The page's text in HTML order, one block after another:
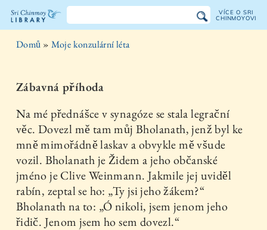
Knihovna
Chinmoye
VÍCE O SRI
CHINMOYOVI
Domů » Moje konzulární léta
Zábavná příhoda
Na mé přednášce v synagóze se stala legrační
věc. Dovezl mě tam můj Bholanath, jenž byl ke
mně mimořádně laskav a obvykle mě všude
vozil. Bholanath je Židem a jeho občanské
jméno je Clive Weinmann. Jakmile jej uviděl
rabín, zeptal se ho: „Ty jsi jeho žákem?“
Bholanath na to: „Ó nikoli, jsem jenom jeho
řidič. Jenom jsem ho sem dovezl.“